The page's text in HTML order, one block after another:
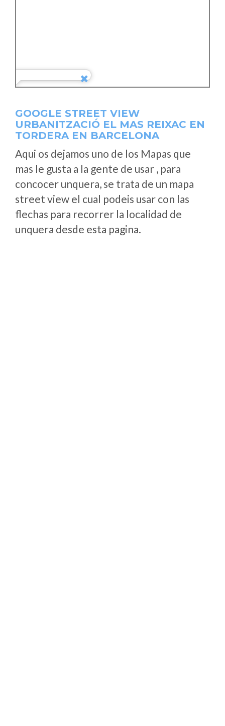
GOOGLE STREET VIEW
URBANITZACIÓ EL MAS REIXAC EN
TORDERA EN BARCELONA
Aqui os dejamos uno de los Mapas que
mas le gusta a la gente de usar , para
concocer unquera, se trata de un mapa
street view el cual podeis usar con las
flechas para recorrer la localidad de
unquera desde esta pagina.